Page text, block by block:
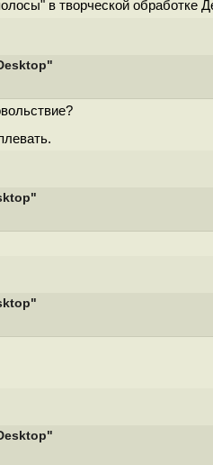
в творческой обработке